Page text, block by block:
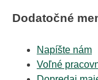
Dodatočné
Napíšte nám
Voľné